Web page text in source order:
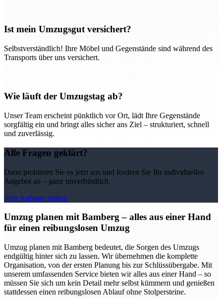
Ist mein Umzugsgut versichert?
Selbstverständlich! Ihre Möbel und Gegenstände sind während des
Transports über uns versichert.
Wie läuft der Umzugstag ab?
Unser Team erscheint pünktlich vor Ort, lädt Ihre Gegenstände
sorgfältig ein und bringt alles sicher ans Ziel – strukturiert, schnell
und zuverlässig.
Alle Fragen geklärt?
Dann probieren Sie es jetzt aus und fordern Sie Ihr individuelles
Angebot an – ganz unverbindlich.
Jetzt Anfrage starten
Umzug planen mit Bamberg – alles aus einer Hand
für einen reibungslosen Umzug
Umzug planen mit Bamberg bedeutet, die Sorgen des Umzugs
endgültig hinter sich zu lassen. Wir übernehmen die komplette
Organisation, von der ersten Planung bis zur Schlüssübergabe. Mit
unserem umfassenden Service bieten wir alles aus einer Hand – so
müssen Sie sich um kein Detail mehr selbst kümmern und genießen
stattdessen einen reibungslosen Ablauf ohne Stolpersteine.